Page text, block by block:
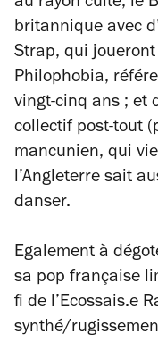
au rayon culte, le
britannique avec
Strap, qui
Philophobia,
vingt-cinq ans ; et
collectif post-tout
mancunien, qui
l’Angleterre sait
danser.
Egalement à
sa pop française
fi de l’Ecossais.e
synthé/